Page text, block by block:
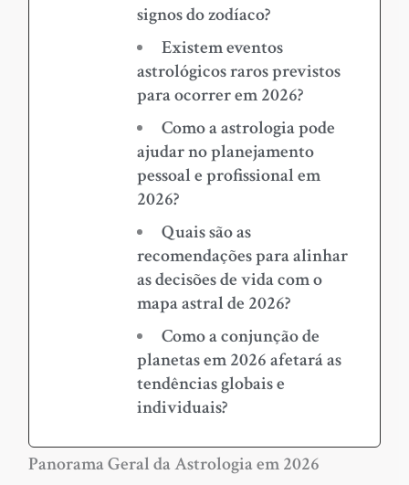
signos do zodíaco?
Existem eventos
astrológicos raros previstos
para ocorrer em 2026?
Como a astrologia pode
ajudar no planejamento
pessoal e profissional em
2026?
Quais são as
recomendações para alinhar
as decisões de vida com o
mapa astral de 2026?
Como a conjunção de
planetas em 2026 afetará as
tendências globais e
individuais?
Panorama Geral da Astrologia em 2026